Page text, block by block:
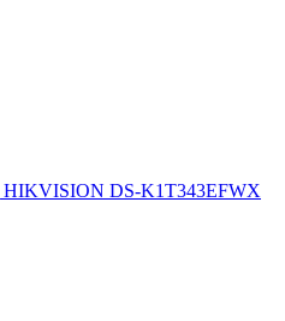
HIKVISION DS-K1T343EFWХ